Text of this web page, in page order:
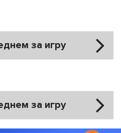
за игру
за игру